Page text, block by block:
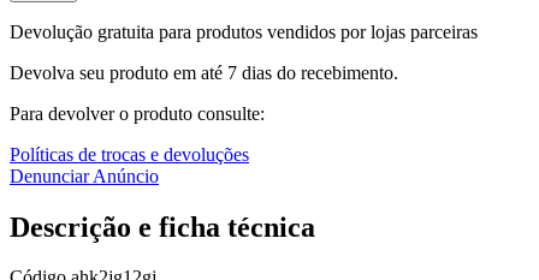
Devolução gratuita para produtos vendidos por lojas parceiras
Devolva seu produto em até 7 dias do recebimento.
Para devolver o produto consulte:
Políticas de trocas e devoluções
Denunciar Anúncio
Descrição e ficha técnica